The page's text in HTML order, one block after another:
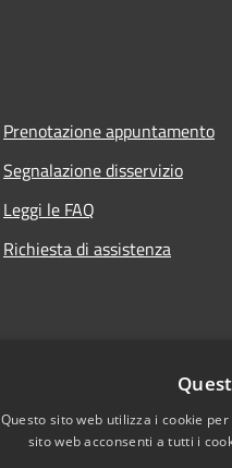
Prenotazione appuntamento
Segnalazione disservizio
Leggi le FAQ
Richiesta di assistenza
Questo sito web utilizza i cookie
sito web acconsenti a tutti i